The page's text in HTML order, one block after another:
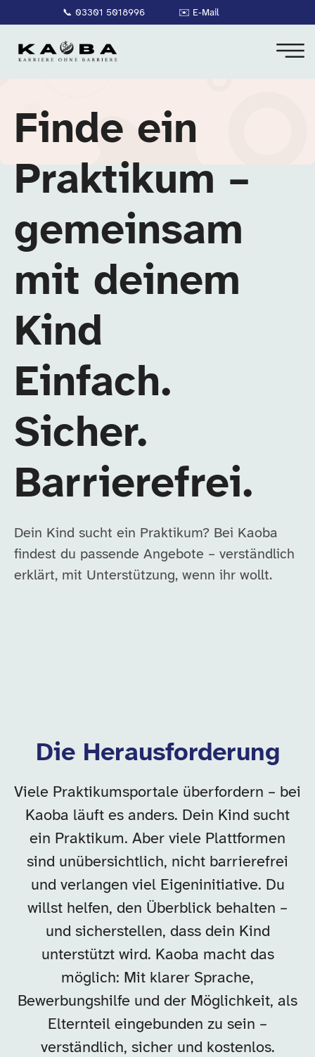
📞 03301 5018996 ✉️ E-Mail
Finde ein
Praktikum –
gemeinsam
mit deinem
Kind
Einfach.
Sicher.
Barrierefrei.
Dein Kind sucht ein Praktikum? Bei Kaoba
findest du passende Angebote – verständlich
erklärt, mit Unterstützung, wenn ihr wollt.
Die Herausforderung
Viele Praktikumsportale überfordern – bei
Kaoba läuft es anders. Dein Kind sucht
ein Praktikum. Aber viele Plattformen
sind unübersichtlich, nicht barrierefrei
und verlangen viel Eigeninitiative. Du
willst helfen, den Überblick behalten –
und sicherstellen, dass dein Kind
unterstützt wird. Kaoba macht das
möglich: Mit klarer Sprache,
Bewerbungshilfe und der Möglichkeit, als
Elternteil eingebunden zu sein –
verständlich, sicher und kostenlos.